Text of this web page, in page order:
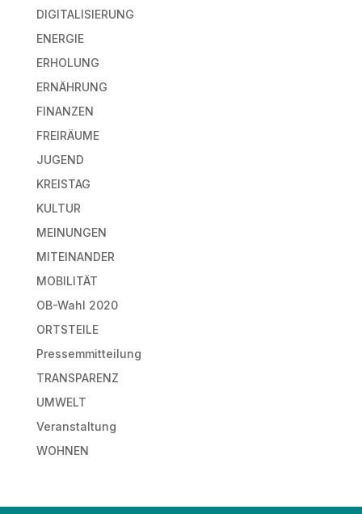
DIGITALISIERUNG
ENERGIE
ERHOLUNG
ERNÄHRUNG
FINANZEN
FREIRÄUME
JUGEND
KREISTAG
KULTUR
MEINUNGEN
MITEINANDER
MOBILITÄT
OB-Wahl 2020
ORTSTEILE
Pressemmitteilung
TRANSPARENZ
UMWELT
Veranstaltung
WOHNEN